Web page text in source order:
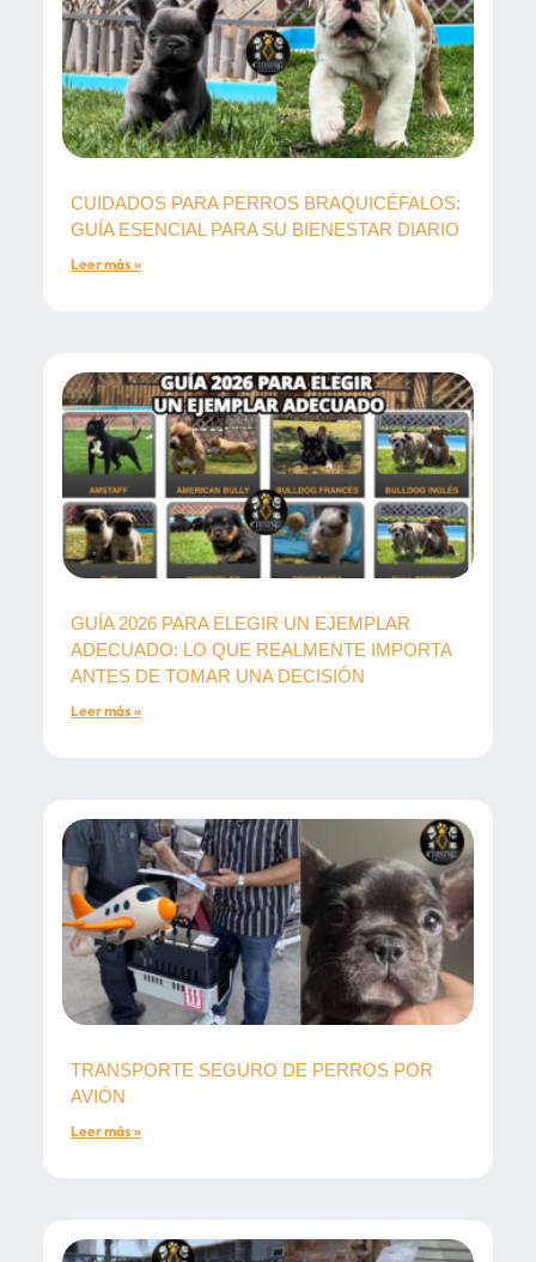
CUIDADOS PARA PERROS BRAQUICÉFALOS:
GUÍA ESENCIAL PARA SU BIENESTAR DIARIO
Leer más »
GUÍA 2026 PARA ELEGIR UN EJEMPLAR
ADECUADO: LO QUE REALMENTE IMPORTA
ANTES DE TOMAR UNA DECISIÓN
Leer más »
TRANSPORTE SEGURO DE PERROS POR
AVIÓN
Leer más »